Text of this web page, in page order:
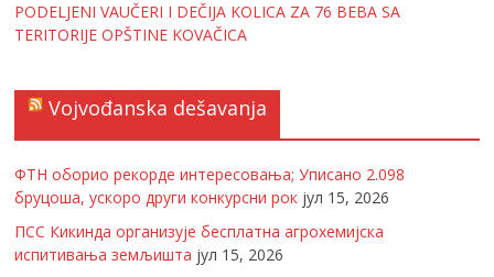
PODELJENI VAUČERI I DEČIJA KOLICA ZA 76 BEBA SA
TERITORIJE OPŠTINE KOVAČICA
Vojvođanska dešavanja
ФТН оборио рекорде интересовања; Уписано 2.098
бруцоша, ускоро други конкурсни рок јул 15, 2026
ПСС Кикинда организује бесплатна агрохемијска
испитивања земљишта јул 15, 2026